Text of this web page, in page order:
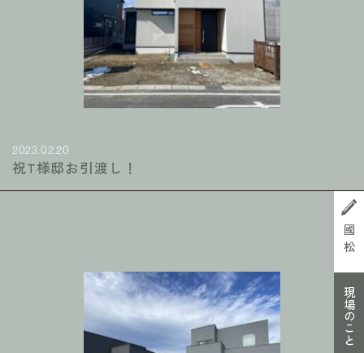
2023.02.20
祝T様邸お引渡し！
國松
現場のこと